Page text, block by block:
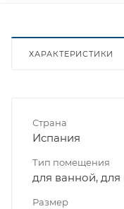
ХАРАКТЕРИСТИКИ
Страна
Испания
Тип помещения
для ванной, для
Размер